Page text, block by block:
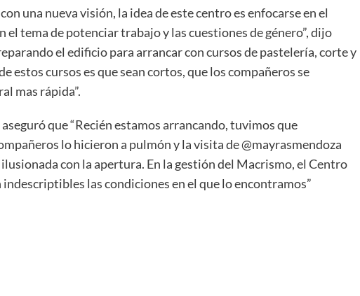
una nueva visión, la idea de este centro es enfocarse en el
el tema de potenciar trabajo y las cuestiones de género”, dijo
el edificio para arrancar con cursos de pastelería, corte y
estos cursos es que sean cortos, que los compañeros se
mas rápida”.
que “Recién estamos arrancando, tuvimos que
lo hicieron a pulmón y la visita de @mayrasmendoza
con la apertura. En la gestión del Macrismo, el Centro
las condiciones en el que lo encontramos”